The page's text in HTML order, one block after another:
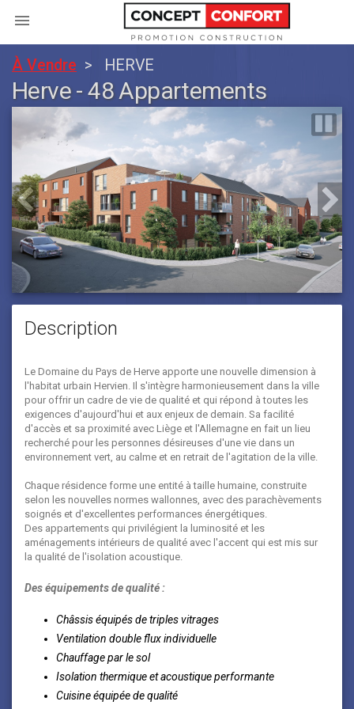
menu
À Vendre HERVE
Herve - 48 Appartements
Description
Le Domaine du Pays de Herve apporte une nouvelle dimension à
l'habitat urbain Hervien. Il s'intègre harmonieusement dans la ville
pour offrir un cadre de vie de qualité et qui répond à toutes les
exigences d'aujourd'hui et aux enjeux de demain. Sa facilité
d'accès et sa proximité avec Liège et l'Allemagne en fait un lieu
recherché pour les personnes désireuses d'une vie dans un
environnement vert, au calme et en retrait de l'agitation de la ville.
Chaque résidence forme une entité à taille humaine, construite
selon les nouvelles normes wallonnes, avec des parachèvements
soignés et d'excellentes performances énergétiques.
Des appartements qui privilégient la luminosité et les
aménagements intérieurs de qualité avec l'accent qui est mis sur
la qualité de l'isolation acoustique.
Des équipements de qualité :
Châssis équipés de triples vitrages
Ventilation double flux individuelle
Chauffage par le sol
Isolation thermique et acoustique performante
Cuisine équipée de qualité